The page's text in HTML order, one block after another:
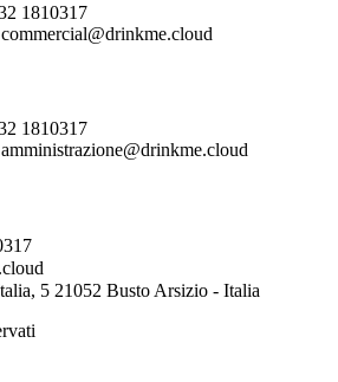
1810317
commercial@drinkme.cloud
1810317
amministrazione@drinkme.cloud
5 21052 Busto Arsizio - Italia